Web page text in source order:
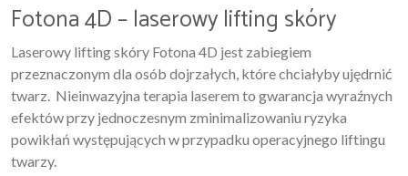
Fotona 4D – laserowy lifting skóry
Laserowy lifting skóry Fotona 4D jest zabiegiem
przeznaczonym dla osób dojrzałych, które chciałyby ujędrnić
twarz. Nieinwazyjna terapia laserem to gwarancja wyraźnych
efektów przy jednoczesnym zminimalizowaniu ryzyka
powikłań występujących w przypadku operacyjnego liftingu
twarzy.